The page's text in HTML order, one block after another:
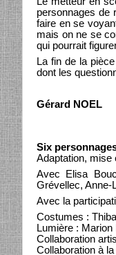
personnages de
faire en se
mais on ne se
qui pourrait
La fin de la
dont les
Gérard NOEL
Six
Adaptation, mise
Avec Elisa
Grévellec, Anne-
Avec la
Costumes :
Lumière : Marion
Collaboration
Collaboration à